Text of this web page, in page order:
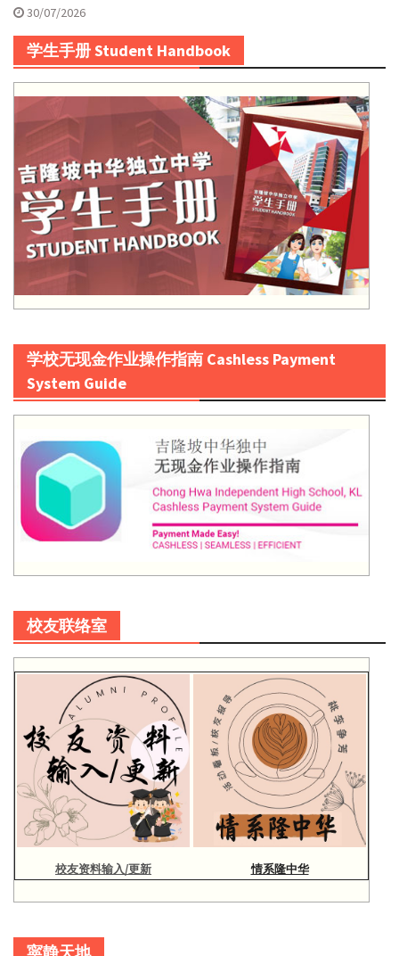
30/07/2026
学生手册 Student Handbook
学校无现金作业操作指南 Cashless Payment
System Guide
校友联络室
校友资料输入/更新 情系隆中华